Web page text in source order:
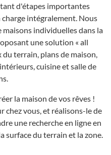
d'étapes importantes
intégralement. Nous
individuelles dans la
une solution « all
terrain, plans de maison,
cuisine et salle de
la maison de vos rêves !
chez vous, et réalisons-le de
une recherche en ligne en
surface du terrain et la zone.